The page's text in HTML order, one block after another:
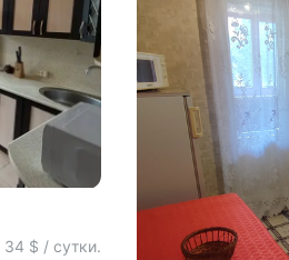
34 $ / сутки.